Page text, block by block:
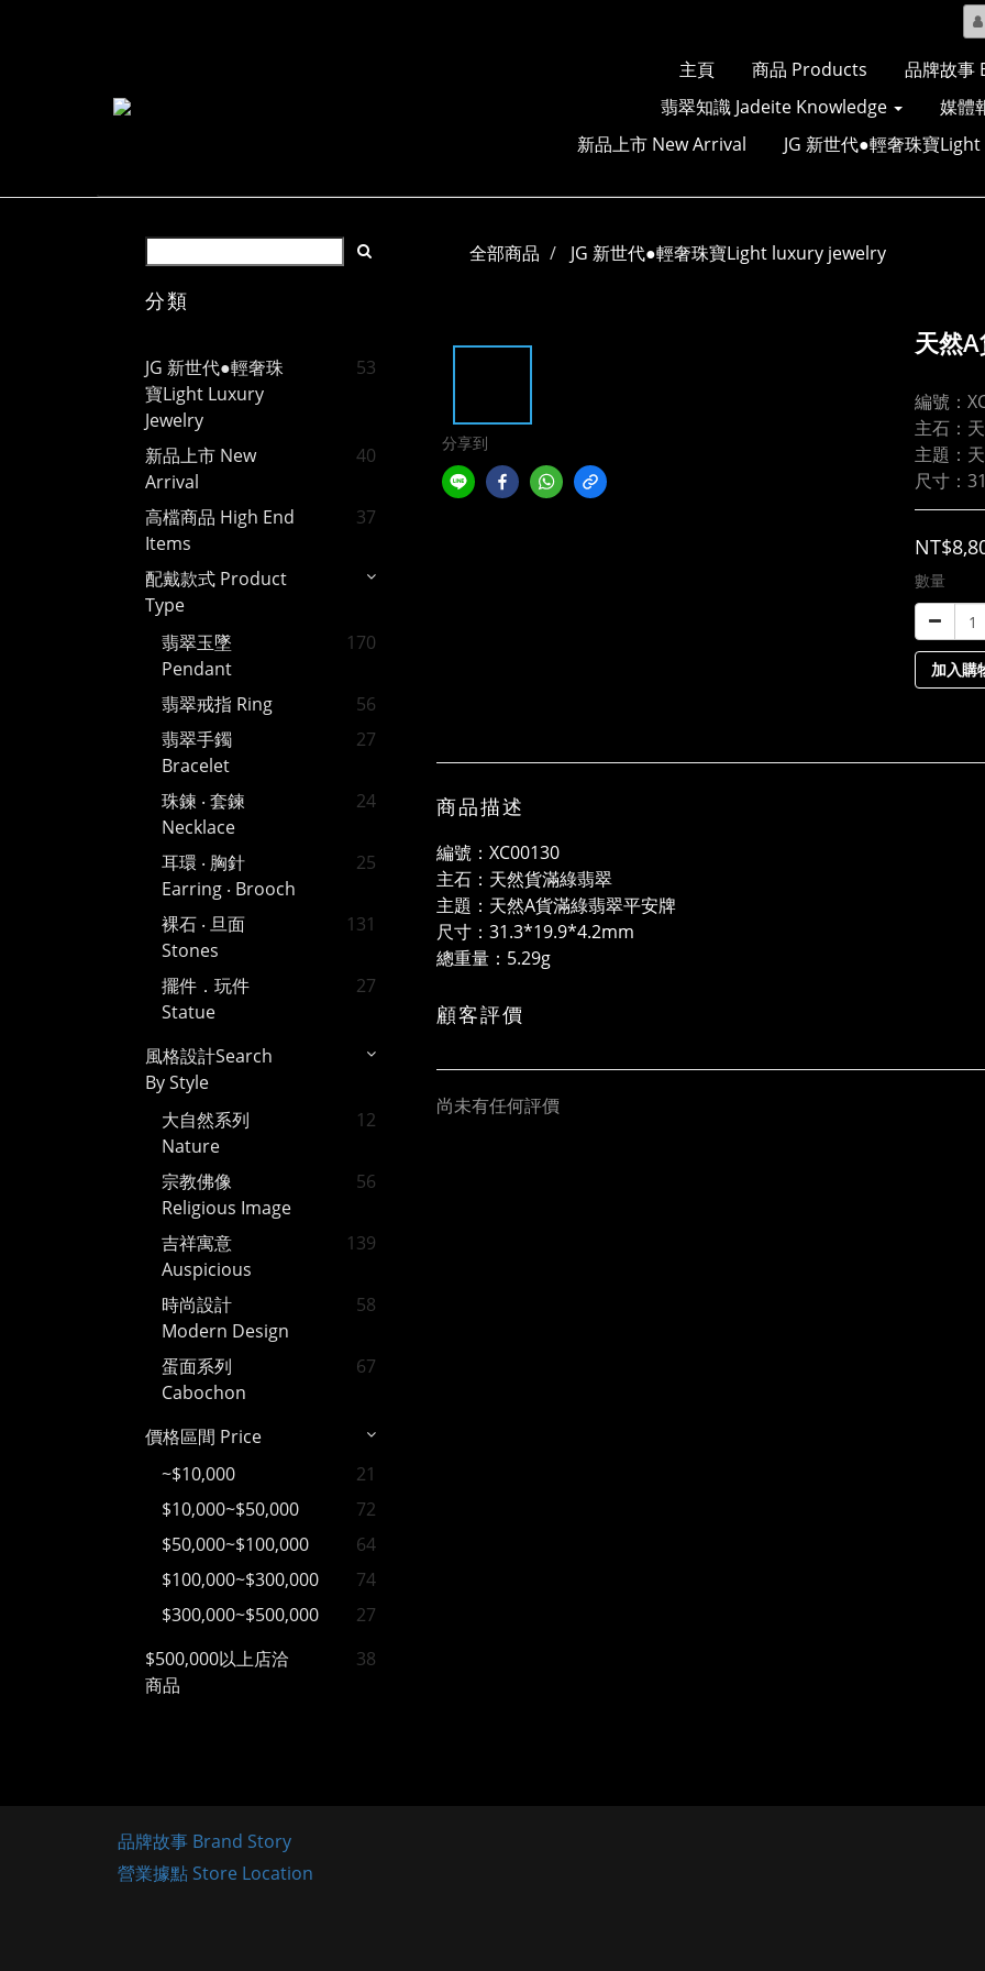
主頁 商品 Products 品牌故事
翡翠知識 Jadeite Knowledge
媒體
新品上市 New Arrival
JG 新世代●輕奢珠寶
分類
JG 新世代●輕奢珠
寶Light Luxury
Jewelry
53
新品上市 New
Arrival
40
高檔商品 High End
Items
37
配戴款式 Product
Type
翡翠玉墜
Pendant
170
翡翠戒指 Ring
56
翡翠手鐲
Bracelet
27
珠鍊 ‧ 套鍊
Necklace
24
耳環 ‧ 胸針
Earring ‧ Brooch
25
裸石 ‧ 旦面
Stones
131
擺件．玩件
Statue
27
風格設計Search
By Style
大自然系列
Nature
12
宗教佛像
Religious Image
56
吉祥寓意
Auspicious
139
時尚設計
Modern Design
58
蛋面系列
Cabochon
67
價格區間 Price
~$10,000
21
$10,000~$50,000
72
$50,000~$100,000
64
$100,000~$300,000
74
$300,000~$500,000
27
$500,000以上店洽
商品
38
全部商品 JG 新世代●輕奢珠寶Light luxury jewelry
分享到
天然
編號：
主石：
主題：
尺寸：
數量
加入購
商品描述
編號：XC00130
主石：天然貨滿綠翡翠
主題：天然A貨滿綠翡翠平安牌
尺寸：31.3*19.9*4.2mm
總重量：5.29g
顧客評價
尚未有任何評價
品牌故事 Brand Story
營業據點 Store Location